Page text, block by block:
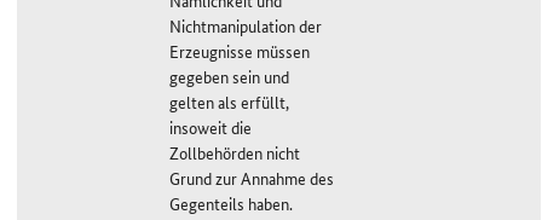
Nichtmanipulation der
Erzeugnisse müssen
gegeben sein und
gelten als erfüllt,
insoweit die
Zollbehörden nicht
Grund zur Annahme des
Gegenteils haben.